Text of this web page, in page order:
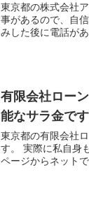
東京都の株式会社
事があるので、自
みした後に電話が
有限会社ロー
能なサラ金です
東京都の有限会社
す。 実際に私自身
ページからネット